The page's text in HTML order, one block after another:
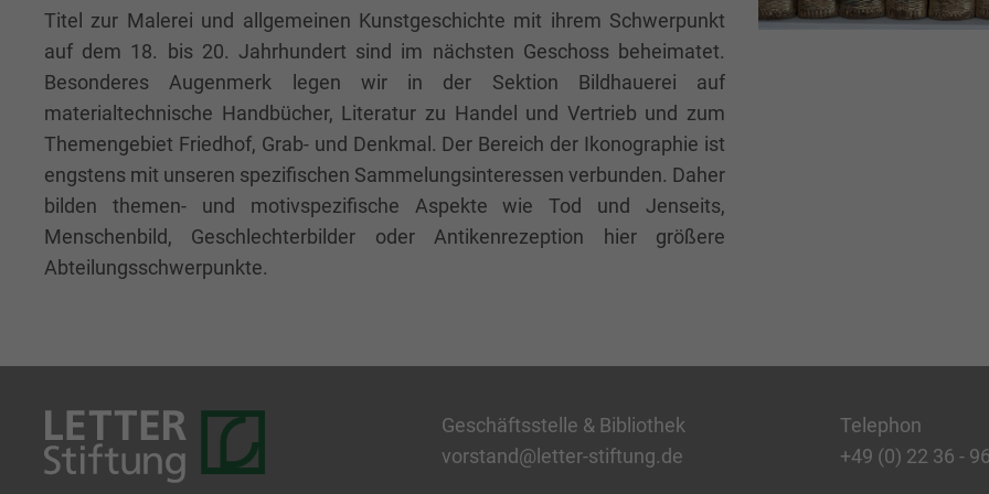
Titel zur Malerei und allgemeinen Kunstgeschichte mit ihrem Schwerpunkt
auf dem 18. bis 20. Jahrhundert sind im nächsten Geschoss beheimatet.
Besonderes Augenmerk legen wir in der Sektion Bildhauerei auf
materialtechnische Handbücher, Literatur zu Handel und Vertrieb und zum
Themengebiet Friedhof, Grab- und Denkmal. Der Bereich der Ikonographie ist
engstens mit unseren spezifischen Sammelungsinteressen verbunden. Daher
bilden themen- und motivspezifische Aspekte wie Tod und Jenseits,
Menschenbild, Geschlechterbilder oder Antikenrezeption hier größere
Abteilungsschwerpunkte.
Geschäftsstelle & Bibliothek
vorstand@letter-stiftung.de
Telephon
+49 (0) 22 36 -